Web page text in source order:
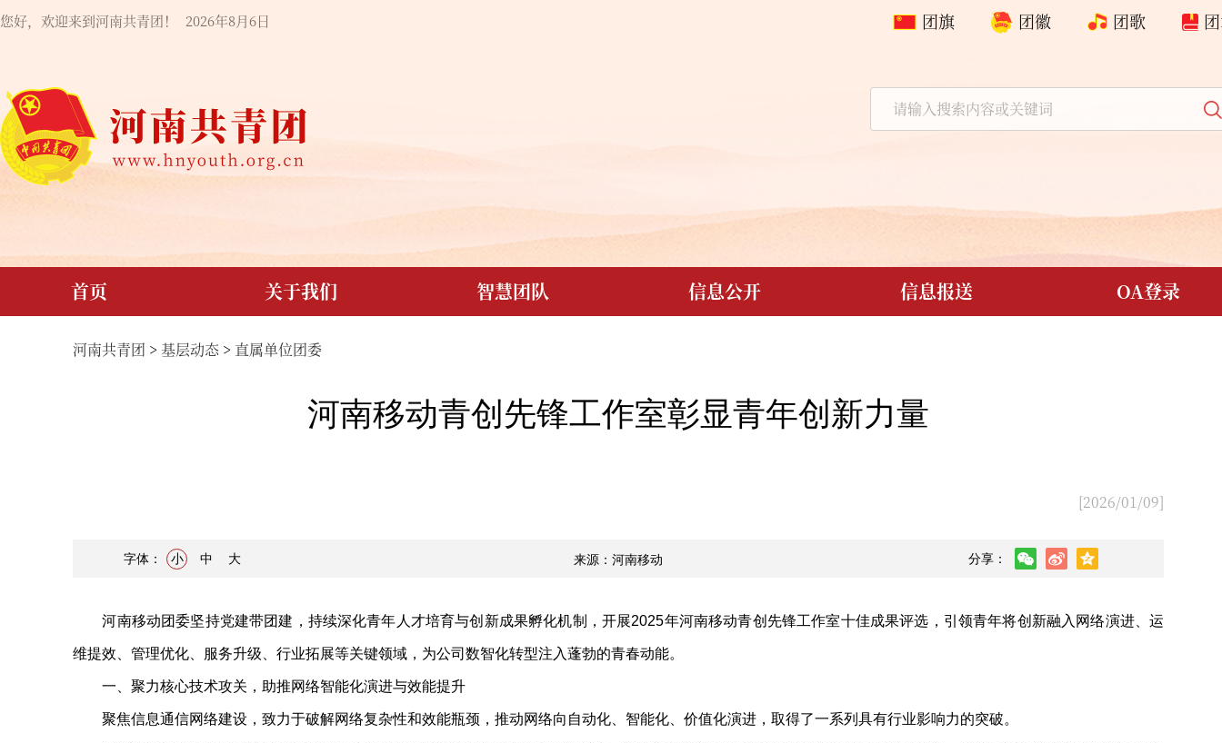
您好，欢迎来到河南共青团！ 2026年8月6日 团旗 团徽 团歌
首页 关于我们 智慧团队 信息公开 信息报送 OA登录
河南共青团 > 基层动态 > 直属单位团委
河南移动青创先锋工作室彰显青年创新力量
[2026/01/09]
字体： 小 中 大 来源：河南移动 分享：
河南移动团委坚持党建带团建，持续深化青年人才培育与创新成果孵化机制，开展2025年河南移动青创先锋工作室十佳成果评选，引领青年将创新融入网络演进、运
维提效、管理优化、服务升级、行业拓展等关键领域，为公司数智化转型注入蓬勃的青春动能。
一、聚力核心技术攻关，助推网络智能化演进与效能提升
聚焦信息通信网络建设，致力于破解网络复杂性和效能瓶颈，推动网络向自动化、智能化、价值化演进，取得了一系列具有行业影响力的突破。